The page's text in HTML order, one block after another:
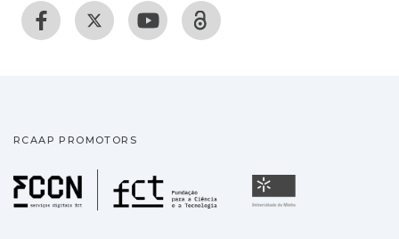
RCAAP PROMOTORS
Fundação para a